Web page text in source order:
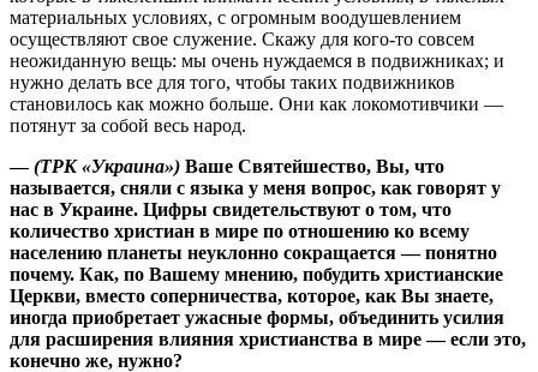
материальных условиях, с огромным воодушевлением
осуществляют свое служение. Скажу для кого-то совсем
неожиданную вещь: мы очень нуждаемся в подвижниках; и
нужно делать все для того, чтобы таких подвижников
становилось как можно больше. Они как локомотивчики —
потянут за собой весь народ.
—(ТРК «Украина») Ваше Святейшество, Вы, что
называется, сняли с языка у меня вопрос, как говорят у
нас в Украине. Цифры свидетельствуют о том, что
количество христиан в мире по отношению ко всему
населению планеты неуклонно сокращается — понятно
почему. Как, по Вашему мнению, побудить христианские
Церкви, вместо соперничества, которое, как Вы знаете,
иногда приобретает ужасные формы, объединить усилия
для расширения влияния христианства в мире — если это,
конечно же, нужно?